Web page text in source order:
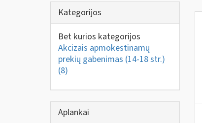
Kategorijos
Bet kurios kategorijos
Akcizais apmokestinamų
prekių gabenimas (14-18 str.)
(8)
Aplankai